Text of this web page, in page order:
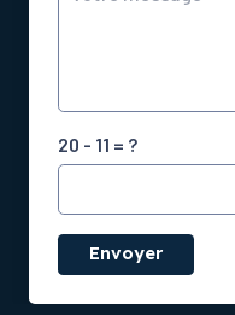
20 - 11 = ?
Envoyer